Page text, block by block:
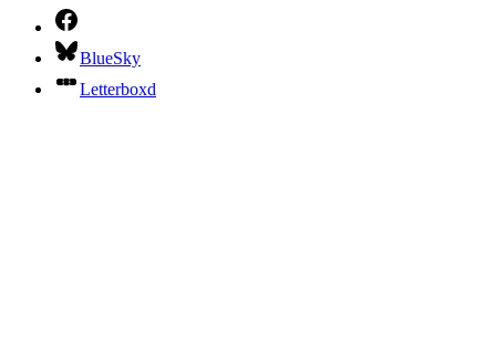
BlueSky
Letterboxd